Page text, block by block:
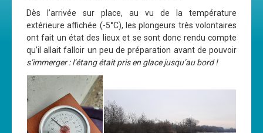
Plongée adultes
Adhérer
Les News
Dernières nouvelles
Archives
Dès l’arrivée sur place, au vu de la température
extérieure affichée (-5°C), les plongeurs très volontaires
ont fait un état des lieux et se sont donc rendu compte
qu’il allait falloir un peu de préparation avant de pouvoir
s’immerger : l’étang était pris en glace jusqu’au bord !